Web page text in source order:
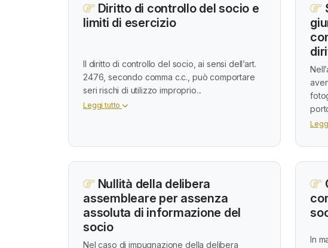
Diritto di controllo del socio e
limiti di esercizio
Il diritto di controllo del socio, ai sensi dell’art.
2476, secondo comma c.c., può comportare
seri rischi di utilizzo improprio...
Leggi tutto
Nullità della delibera
assembleare per assenza
assoluta di informazione del
socio
Nel caso di impugnazione della delibera
In